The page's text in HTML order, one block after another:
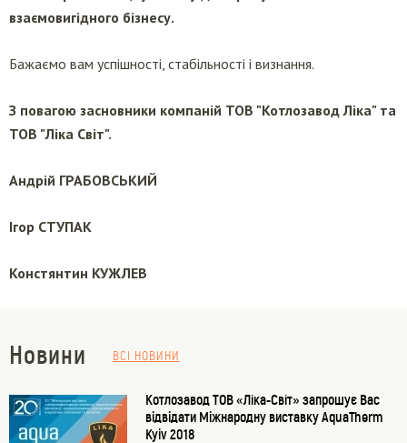
взаємовигідного бізнесу.
Бажаємо вам успішності, стабільності і визнання.
З повагою засновники компаній ТОВ "Котлозавод Ліка" та
ТОВ "Ліка Світ".
Андрій ГРАБОВСЬКИЙ
Ігор СТУПАК
Констянтин КУЖЛЕВ
Новини ВСІ НОВИНИ
Котлозавод ТОВ «Ліка-Світ» запрошує Вас
відвідати Міжнародну виставку AquaTherm
Kyiv 2018